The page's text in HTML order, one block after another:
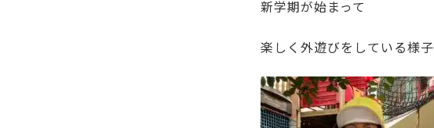
新学期が始まって
楽しく外遊びをしている様